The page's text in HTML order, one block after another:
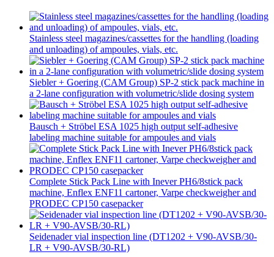
Stainless steel magazines/cassettes for the handling (loading
and unloading) of ampoules, vials, etc.
Siebler + Goering (CAM Group) SP-2 stick pack machine in
a 2-lane configuration with volumetric/slide dosing system
Bausch + Ströbel ESA 1025 high output self-adhesive
labeling machine suitable for ampoules and vials
Complete Stick Pack Line with Inever PH6/8stick pack
machine, Enflex ENF11 cartoner, Varpe checkweigher and
PRODEC CP150 casepacker
Seidenader vial inspection line (DT1202 + V90-AVSB/30-
LR + V90-AVSB/30-RL)